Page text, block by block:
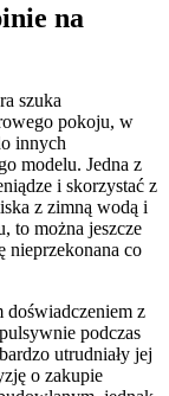
na
szuka
pokoju, w
innych
modelu. Jedna z
i skorzystać z
z zimną wodą i
to można jeszcze
nieprzekonana co
doświadczeniem z
podczas
utrudniały jej
o zakupie